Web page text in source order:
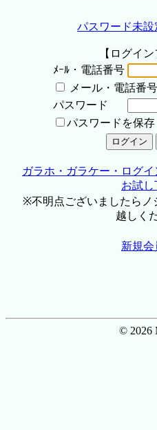
パスワード未
【ログイ
ﾒｰﾙ・電話番号
メール・電話番
パスワード
パスワードを保存
ガラホ・ガラケー・ログ
お試し
※不明点ございましたらノ
越しく
新規
© 2026